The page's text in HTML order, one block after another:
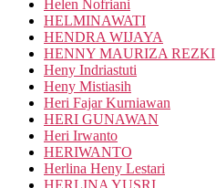
Helen Nofriani
HELMINAWATI
HENDRA WIJAYA
HENNY MAURIZA REZKI
Heny Indriastuti
Heny Mistiasih
Heri Fajar Kurniawan
HERI GUNAWAN
Heri Irwanto
HERIWANTO
Herlina Heny Lestari
HERLINA YUSRI